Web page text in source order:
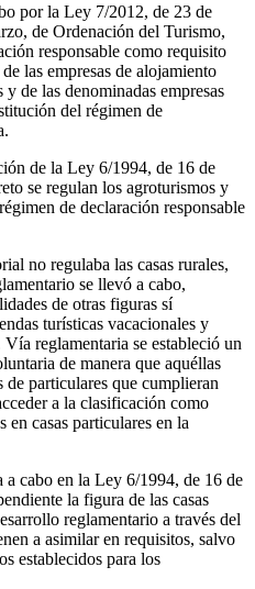
por la Ley 7/2012, de 23 de
de Ordenación del Turismo,
responsable como requisito
las empresas de alojamiento
de las denominadas empresas
del régimen de
de la Ley 6/1994, de 16 de
se regulan los agroturismos y
de declaración responsable
no regulaba las casas rurales,
se llevó a cabo,
de otras figuras sí
turísticas vacacionales y
reglamentaria se estableció un
de manera que aquéllas
particulares que cumplieran
a la clasificación como
casas particulares en la
cabo en la Ley 6/1994, de 16 de
la figura de las casas
reglamentario a través del
a asimilar en requisitos, salvo
establecidos para los